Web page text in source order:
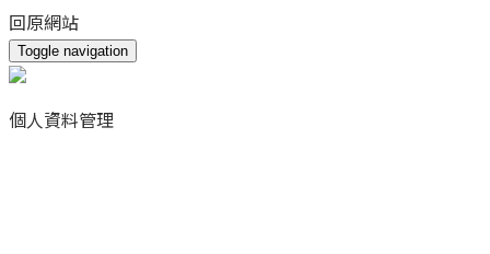
Toggle navigation
個人資料管理